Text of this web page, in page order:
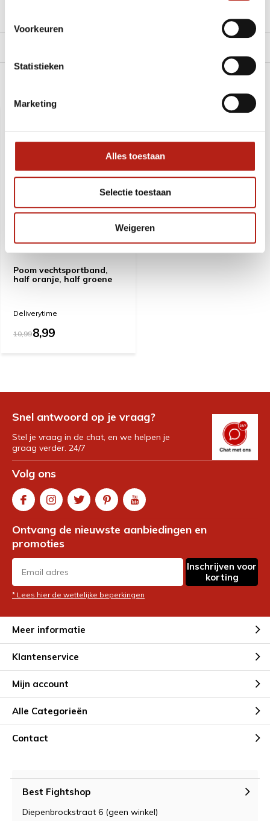
Voorkeuren
Statistieken
Marketing
Alles toestaan
Selectie toestaan
Weigeren
Poom vechtsportband,
half oranje, half groene
Deliverytime
10,998,99
Snel antwoord op je vraag?
Stel je vraag in de chat, en we helpen je
graag verder. 24/7
Volg ons
Ontvang de nieuwste aanbiedingen en
promoties
Inschrijven voor
korting
* Lees hier de wettelijke beperkingen
Meer informatie
Klantenservice
Mijn account
Alle Categorieën
Contact
Best Fightshop
Diepenbrockstraat 6 (geen winkel)